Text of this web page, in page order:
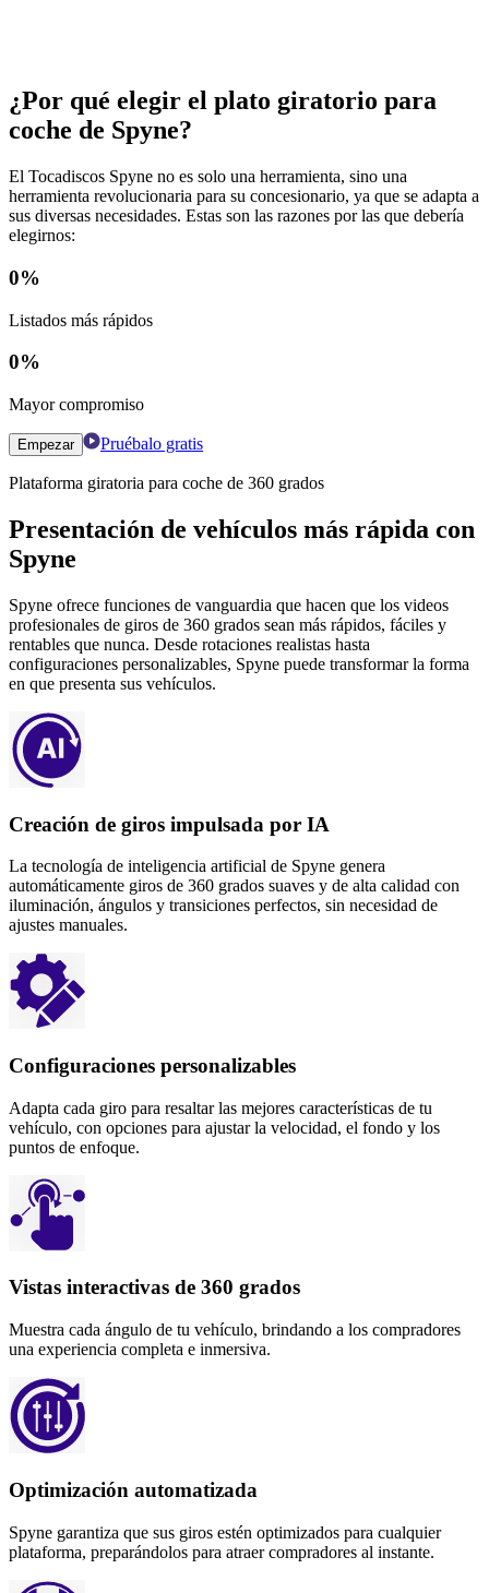
¿Por qué elegir el plato giratorio para
coche de Spyne?
El Tocadiscos Spyne no es solo una herramienta, sino una
herramienta revolucionaria para su concesionario, ya que se adapta a
sus diversas necesidades. Estas son las razones por las que debería
elegirnos:
0%
Listados más rápidos
0%
Mayor compromiso
Empezar Pruébalo gratis
Plataforma giratoria para coche de 360 ​​grados
Presentación de vehículos más rápida con
Spyne
Spyne ofrece funciones de vanguardia que hacen que los videos
profesionales de giros de 360 ​​grados sean más rápidos, fáciles y
rentables que nunca. Desde rotaciones realistas hasta
configuraciones personalizables, Spyne puede transformar la forma
en que presenta sus vehículos.
Creación de giros impulsada por IA
La tecnología de inteligencia artificial de Spyne genera
automáticamente giros de 360 ​​grados suaves y de alta calidad con
iluminación, ángulos y transiciones perfectos, sin necesidad de
ajustes manuales.
Configuraciones personalizables
Adapta cada giro para resaltar las mejores características de tu
vehículo, con opciones para ajustar la velocidad, el fondo y los
puntos de enfoque.
Vistas interactivas de 360 ​​grados
Muestra cada ángulo de tu vehículo, brindando a los compradores
una experiencia completa e inmersiva.
Optimización automatizada
Spyne garantiza que sus giros estén optimizados para cualquier
plataforma, preparándolos para atraer compradores al instante.